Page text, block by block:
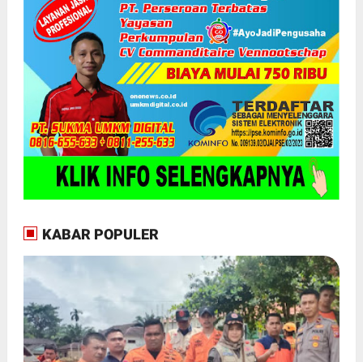
KABAR POPULER